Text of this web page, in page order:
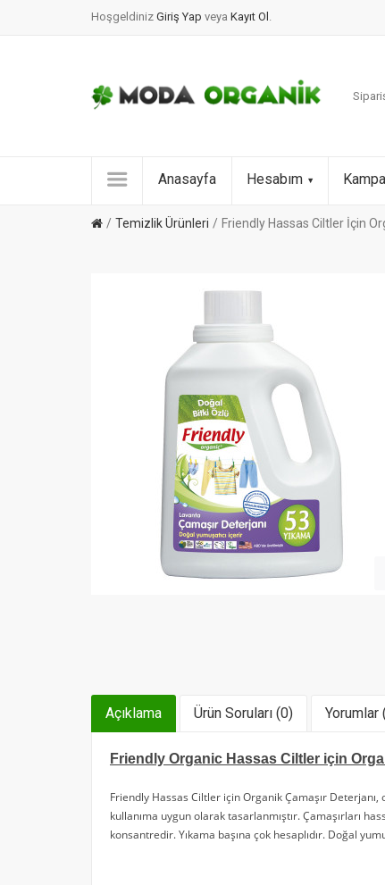
Hoşgeldiniz Giriş Yap veya Kayıt Ol .
Anasayfa Hesabım
Temizlik Ürünleri Friendly Hassas Ciltler İçin
Açıklama Ürün Soruları (0) Yorumlar
Friendly Organic Hassas Ciltler için
Friendly Hassas Ciltler için Organik Çamaşır Deterjanı,
kullanıma uygun olarak tasarlanmıştır. Çamaşırları
konsantredir. Yıkama başına çok hesaplıdır. Doğal